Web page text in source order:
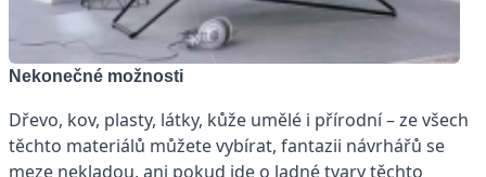
Nekonečné možnosti
Dřevo, kov, plasty, látky, kůže umělé i přírodní – ze všech
těchto materiálů můžete vybírat, fantazii návrhářů se
meze nekladou, ani pokud jde o ladné tvary těchto